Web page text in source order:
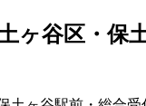
谷区・保